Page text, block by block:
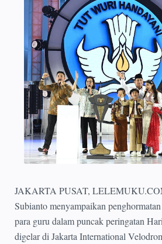
JAKARTA PUSAT,
Subianto menyampaikan
para guru dalam puncak peringatan
digelar di Jakarta International